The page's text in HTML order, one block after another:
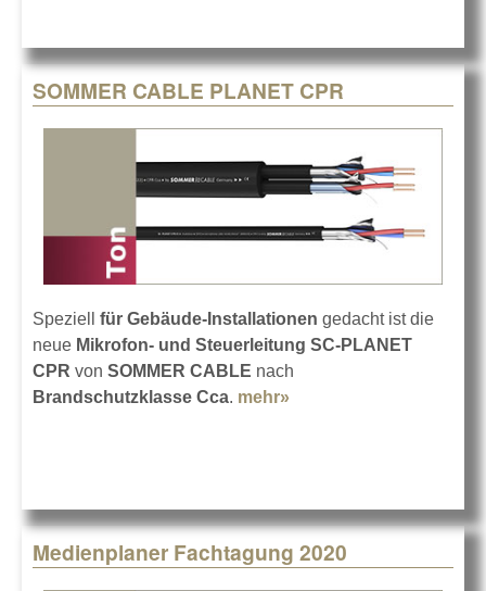
SOMMER CABLE PLANET CPR
Speziell für Gebäude-Installationen gedacht ist die
neue Mikrofon- und Steuerleitung SC-PLANET
CPR von SOMMER CABLE nach
Brandschutzklasse Cca. mehr»
Medienplaner Fachtagung 2020